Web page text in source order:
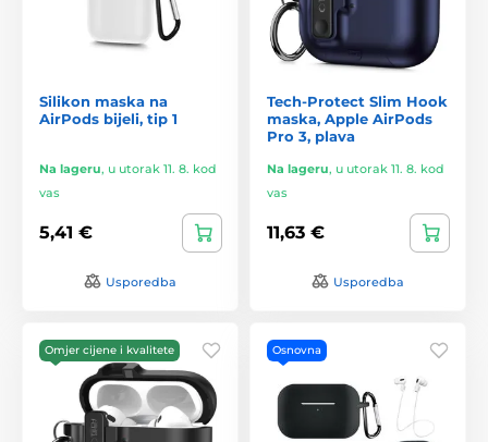
Silikon maska na
AirPods bijeli, tip 1
Na lageru, u utorak 11. 8. kod
vas
5,41 €
Usporedba
Tech-Protect Slim Hook
maska, Apple AirPods
Pro 3, plava
Na lageru, u utorak 11. 8. kod
vas
11,63 €
Usporedba
Omjer cijene i kvalitete Osnovna